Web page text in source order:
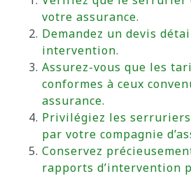
votre assurance.
Demandez un devis
intervention.
Assurez-vous que les
conformes à ceux
assurance.
Privilégiez les serruriers
par votre compagnie
Conservez
rapports d’intervention